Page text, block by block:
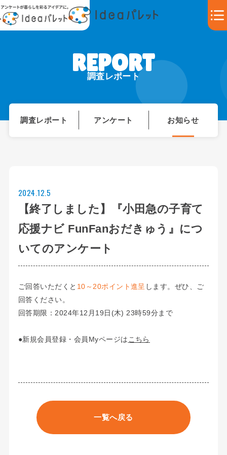
調査レポート
調査レポート アンケート お知らせ
【終了しました】『小田急の子育て
応援ナビ FunFanおだきゅう』につ
いてのアンケート
2024.12.5
ご回答いただくと 10～20ポイント進呈 します。ぜひ、ご
回答ください。
回答期限：2024年12月19日(木) 23時59分まで
●新規会員登録・会員Myページはこちら
一覧へ戻る